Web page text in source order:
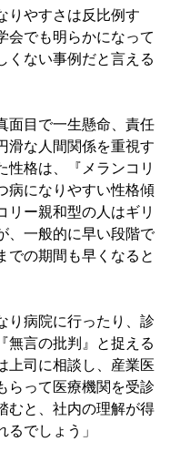
りやすさは反比例す
会でも明らかになって
くない事例だと言える
目で一生懸命、責任
滑な人間関係を重視す
性格は、『メランコリ
病になりやすい性格傾
リー親和型の人はギリ
、一般的に早い段階で
での期間も早くなると
病院に行ったり、診
無言の批判』と捉える
上司に相談し、産業医
らって医療機関を受診
むと、社内の理解が得
るでしょう」